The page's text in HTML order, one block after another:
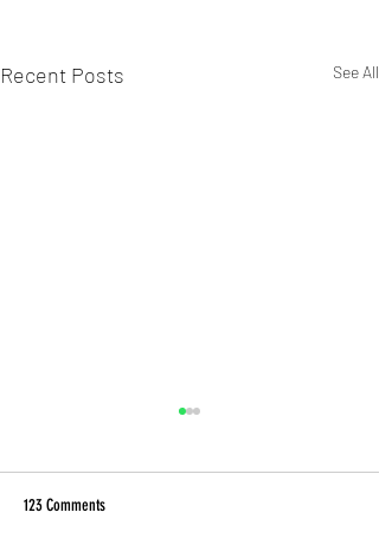
Recent Posts See All
123 Comments